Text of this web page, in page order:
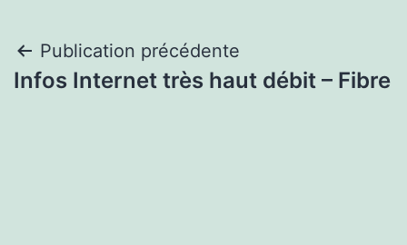
Navigation
de
Publication précédente
Infos Internet très haut débit – Fibre